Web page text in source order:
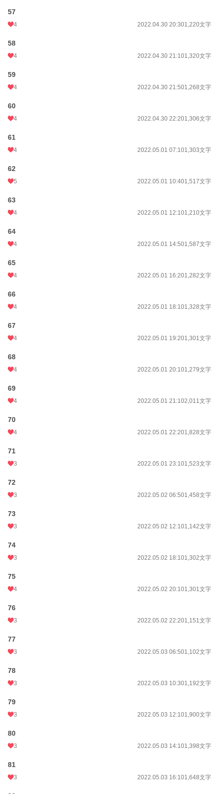
57
4 2022.04.30 20:301,220文字
58
4 2022.04.30 21:101,320文字
59
4 2022.04.30 21:501,268文字
60
4 2022.04.30 22:201,306文字
61
4 2022.05.01 07:101,303文字
62
5 2022.05.01 10:401,517文字
63
4 2022.05.01 12:101,210文字
64
4 2022.05.01 14:501,587文字
65
4 2022.05.01 16:201,282文字
66
4 2022.05.01 18:101,328文字
67
4 2022.05.01 19:201,301文字
68
4 2022.05.01 20:101,279文字
69
4 2022.05.01 21:102,011文字
70
4 2022.05.01 22:201,828文字
71
3 2022.05.01 23:101,523文字
72
3 2022.05.02 06:501,458文字
73
3 2022.05.02 12:101,142文字
74
3 2022.05.02 18:101,302文字
75
4 2022.05.02 20:101,301文字
76
3 2022.05.02 22:201,151文字
77
3 2022.05.03 06:501,102文字
78
3 2022.05.03 10:301,192文字
79
3 2022.05.03 12:101,900文字
80
3 2022.05.03 14:101,398文字
81
3 2022.05.03 16:101,648文字